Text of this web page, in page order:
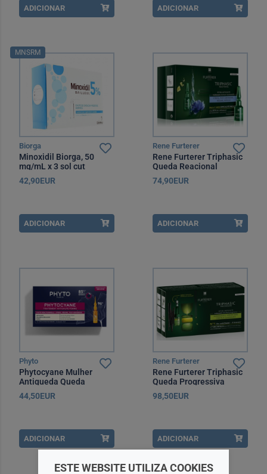
ADICIONAR ADICIONAR
MNSRM
Biorga
Minoxidil Biorga, 50
mg/mL x 3 sol cut
42,90EUR
ADICIONAR
Rene Furterer
Rene Furterer Triphasic
Queda Reacional
Ampola x12
74,90EUR
ADICIONAR
Phyto
Phytocyane Mulher
Antiqueda Queda
Reacional 5 ml x12
44,50EUR
ADICIONAR
Rene Furterer
Rene Furterer Triphasic
Queda Progressiva
Ampola x8
98,50EUR
ADICIONAR
ESTE WEBSITE UTILIZA COOKIES